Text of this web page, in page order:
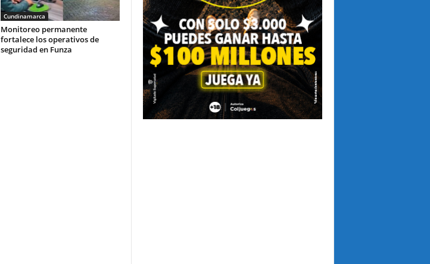
Cundinamarca
Monitoreo permanente
fortalece los operativos de
seguridad en Funza